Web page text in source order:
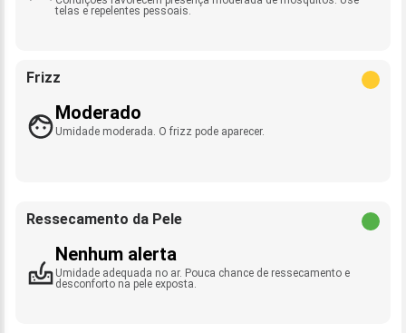
telas e repelentes pessoais.
Frizz
Moderado
Umidade moderada. O frizz pode aparecer.
Ressecamento da Pele
Nenhum alerta
Umidade adequada no ar. Pouca chance de ressecamento e
desconforto na pele exposta.